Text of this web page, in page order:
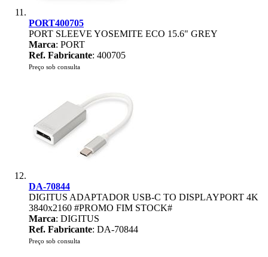
PORT400705
PORT SLEEVE YOSEMITE ECO 15.6" GREY
Marca: PORT
Ref. Fabricante: 400705
Preço sob consulta
DA-70844
DIGITUS ADAPTADOR USB-C TO DISPLAYPORT 4K
3840x2160 #PROMO FIM STOCK#
Marca: DIGITUS
Ref. Fabricante: DA-70844
Preço sob consulta